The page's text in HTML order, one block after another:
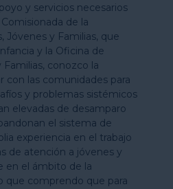
y servicios necesarios
de la
Jóvenes y Familias, que
y la Oficina de
Familias, conozco la
con las comunidades para
y problemas sistémicos
elevadas de desamparo
el sistema de
experiencia en el trabajo
de atención a jóvenes y
en el ámbito de la
que comprendo que para